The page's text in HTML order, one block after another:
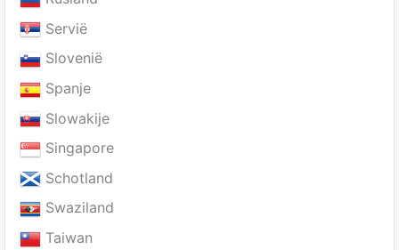
Servië
Slovenië
Spanje
Slowakije
Singapore
Schotland
Swaziland
Taiwan